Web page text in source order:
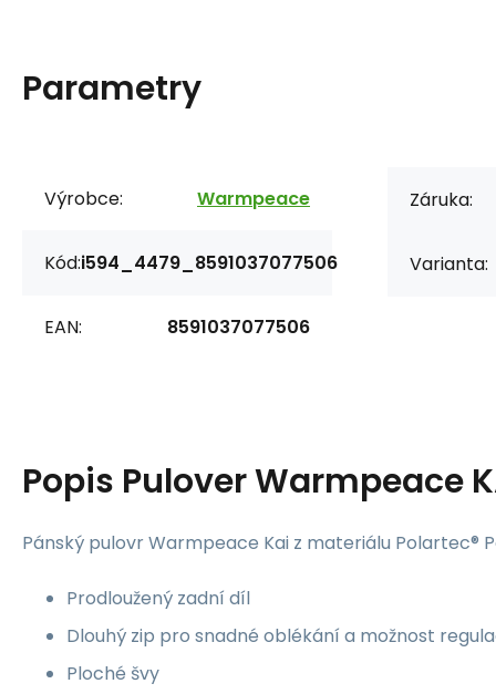
Parametry
Výrobce: Warmpeace
Kód:i594_4479_8591037077506
EAN: 8591037077506
Záruka:
Varianta:
Popis Pulover Warmpeace
Pánský pulovr Warmpeace Kai z materiálu Polartec®
Prodloužený zadní díl
Dlouhý zip pro snadné oblékání a možnost
Ploché švy